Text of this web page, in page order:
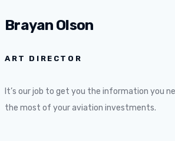
Brayan Olson
ART DIRECTOR
It’s our job to get you the information you
the most of your aviation investments.